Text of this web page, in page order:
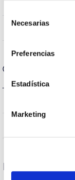
Necesarias
Preferencias
Estadística
Marketing
Angulo de
Carcaça e
Desempenho